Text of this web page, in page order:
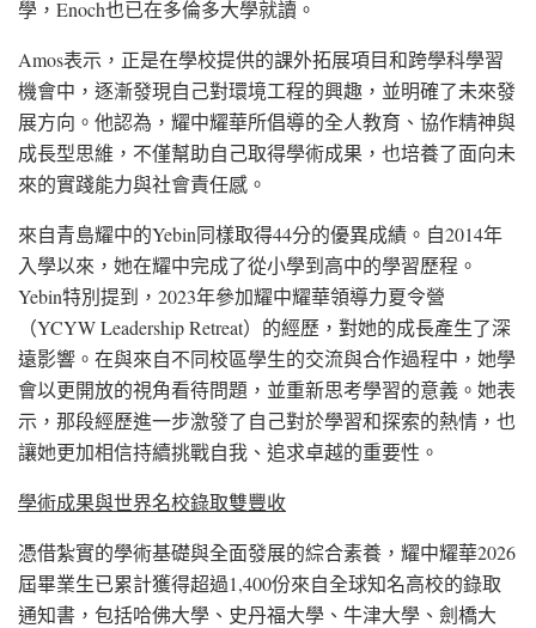
學，Enoch也已在多倫多大學就讀。
Amos表示，正是在學校提供的課外拓展項目和跨學科學習
機會中，逐漸發現自己對環境工程的興趣，並明確了未來發
展方向。他認為，耀中耀華所倡導的全人教育、協作精神與
成長型思維，不僅幫助自己取得學術成果，也培養了面向未
來的實踐能力與社會責任感。
來自青島耀中的Yebin同樣取得44分的優異成績。自2014年
入學以來，她在耀中完成了從小學到高中的學習歷程。
Yebin特別提到，2023年參加耀中耀華領導力夏令營
（YCYW Leadership Retreat）的經歷，對她的成長產生了深
遠影響。在與來自不同校區學生的交流與合作過程中，她學
會以更開放的視角看待問題，並重新思考學習的意義。她表
示，那段經歷進一步激發了自己對於學習和探索的熱情，也
讓她更加相信持續挑戰自我、追求卓越的重要性。
學術成果與世界名校錄取雙豐收
憑借紮實的學術基礎與全面發展的綜合素養，耀中耀華2026
屆畢業生已累計獲得超過1,400份來自全球知名高校的錄取
通知書，包括哈佛大學、史丹福大學、牛津大學、劍橋大